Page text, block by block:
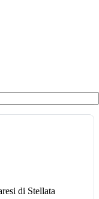
di Stellata